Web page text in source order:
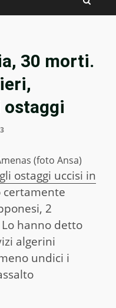
30 morti.
(foto Ansa)
gli ostaggi uccisi in
certamente
2
hanno detto
algerini
undici i